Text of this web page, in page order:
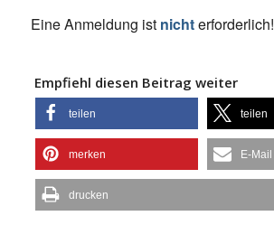
Eine Anmeldung ist nichterforderlich!
Empfiehl diesen Beitrag weiter
teilen teilen
merken E-Mail
drucken